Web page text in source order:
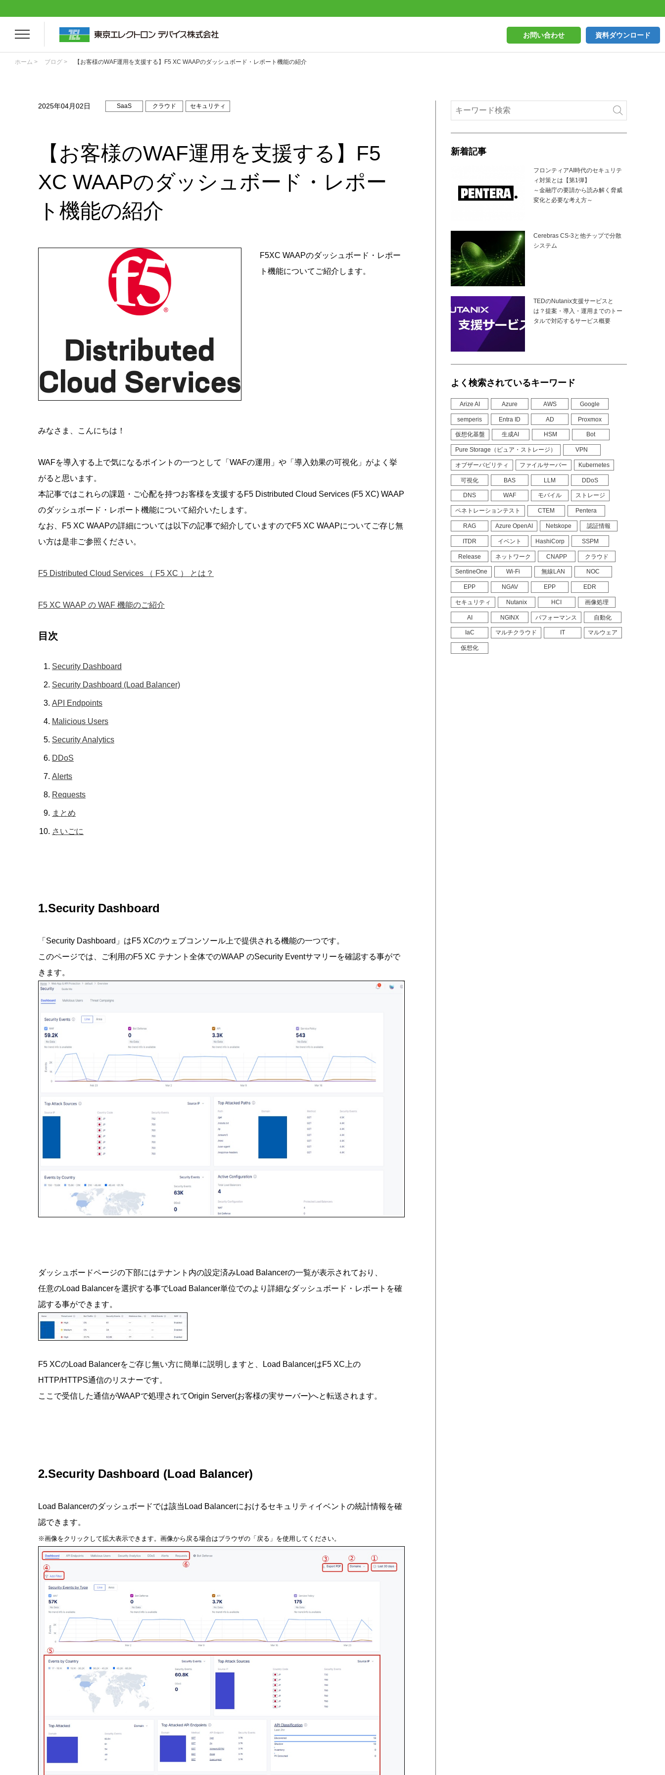
お問い合わせ 資料ダウンロード
ホーム > ブログ > 【お客様のWAF運用を支援する】F5 XC WAAPのダッシュボード・レポート機能の紹介
2025年04月02日 SaaS クラウド セキュリティ
【お客様のWAF運用を支援する】F5
XC WAAPのダッシュボード・レポー
ト機能の紹介
F5XC WAAPのダッシュボード・レポー
ト機能についてご紹介します。
みなさま、こんにちは！
WAFを導入する上で気になるポイントの一つとして「WAFの運用」や「導入効果の可視化」がよく挙
がると思います。
本記事ではこれらの課題・ご心配を持つお客様を支援するF5 Distributed Cloud Services (F5 XC) WAAP
のダッシュボード・レポート機能について紹介いたします。
なお、F5 XC WAAPの詳細については以下の記事で紹介していますのでF5 XC WAAPについてご存じ無
い方は是非ご参照ください。
F5 Distributed Cloud Services （ F5 XC ） とは？
F5 XC WAAP の WAF 機能のご紹介
目次
Security Dashboard
Security Dashboard (Load Balancer)
API Endpoints
Malicious Users
Security Analytics
DDoS
Alerts
Requests
まとめ
さいごに
1.Security Dashboard
「Security Dashboard」はF5 XCのウェブコンソール上で提供される機能の一つです。
このページでは、ご利用のF5 XC テナント全体でのWAAP のSecurity Eventサマリーを確認する事がで
きます。
ダッシュボードページの下部にはテナント内の設定済みLoad Balancerの一覧が表示されており、
任意のLoad Balancerを選択する事でLoad Balancer単位でのより詳細なダッシュボード・レポートを確
認する事ができます。
F5 XCのLoad Balancerをご存じ無い方に簡単に説明しますと、Load BalancerはF5 XC上の
HTTP/HTTPS通信のリスナーです。
ここで受信した通信がWAAPで処理されてOrigin Server(お客様の実サーバー)へと転送されます。
2.Security Dashboard (Load Balancer)
Load Balancerのダッシュボードでは該当Load Balancerにおけるセキュリティイベントの統計情報を確
認できます。
※画像をクリックして拡大表示できます。画像から戻る場合はブラウザの「戻る」を使用してください。
新着記事
フロンティアAI時代のセキュリテ
ィ対策とは【第1弾】
～金融庁の要請から読み解く脅威
変化と必要な考え方～
Cerebras CS-3と他チップで分散
システム
TEDのNutanix支援サービスと
は？提案・導入・運用までのトー
タルで対応するサービス概要
よく検索されているキーワード
Arize AI Azure AWS Google
semperis Entra ID AD Proxmox
仮想化基盤 生成AI HSM Bot
Pure Storage（ピュア・ストレージ） VPN
オブザーバビリティ ファイルサーバー Kubernetes
可視化 BAS LLM DDoS
DNS WAF モバイル ストレージ
ペネトレーションテスト CTEM Pentera
RAG Azure OpenAI Netskope 認証情報
ITDR イベント HashiCorp SSPM
Release ネットワーク CNAPP クラウド
SentineOne Wi-Fi 無線LAN NOC
EPP NGAV EPP EDR
セキュリティ Nutanix HCI 画像処理
AI NGINX パフォーマンス 自動化
IaC マルチクラウド IT マルウェア
仮想化